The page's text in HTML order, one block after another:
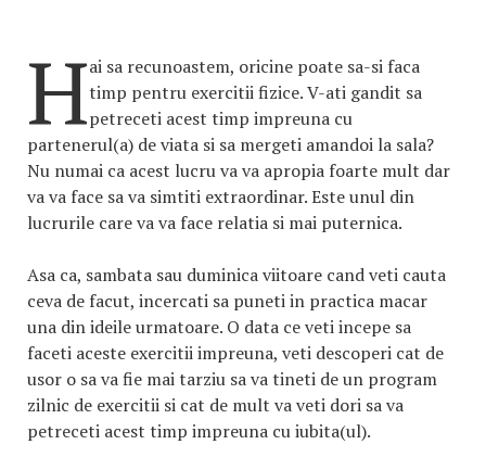
Hai sa recunoastem, oricine poate sa-si faca
timp pentru exercitii fizice. V-ati gandit sa
petreceti acest timp impreuna cu
partenerul(a) de viata si sa mergeti amandoi la sala?
Nu numai ca acest lucru va va apropia foarte mult dar
va va face sa va simtiti extraordinar. Este unul din
lucrurile care va va face relatia si mai puternica.
Asa ca, sambata sau duminica viitoare cand veti cauta
ceva de facut, incercati sa puneti in practica macar
una din ideile urmatoare. O data ce veti incepe sa
faceti aceste exercitii impreuna, veti descoperi cat de
usor o sa va fie mai tarziu sa va tineti de un program
zilnic de exercitii si cat de mult va veti dori sa va
petreceti acest timp impreuna cu iubita(ul).